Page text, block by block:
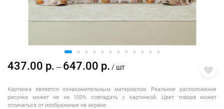
437.00 р. — 647.00 р. / шт
Картинка является ознакомительным материалом. Реальное расположение
рисунка может не на 100% совпадать с картинкой. Цвет товара может
отличаться от изображения на экране.